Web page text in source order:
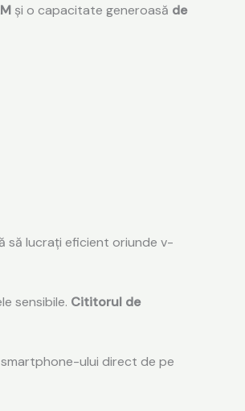
și o capacitate generoasă de
lucrați eficient oriunde v-
sensibile. Cititorul de
ului direct de pe